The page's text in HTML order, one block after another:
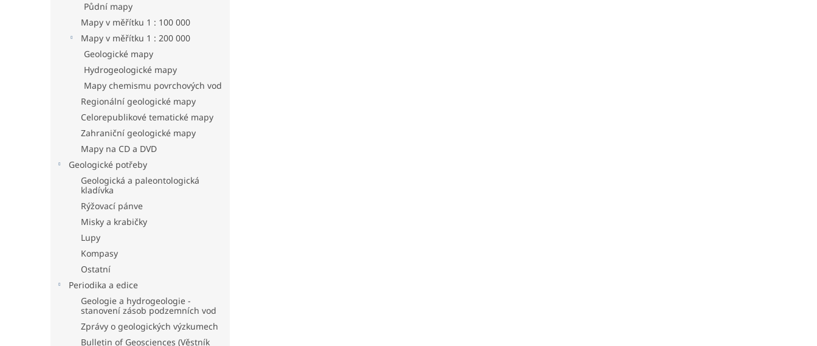
Půdní mapy
Mapy v měřítku 1 : 100 000
Mapy v měřítku 1 : 200 000
Geologické mapy
Hydrogeologické mapy
Mapy chemismu povrchových vod
Regionální geologické mapy
Celorepublikové tematické mapy
Zahraniční geologické mapy
Mapy na CD a DVD
Geologické potřeby
Geologická a paleontologická
kladívka
Rýžovací pánve
Misky a krabičky
Lupy
Kompasy
Ostatní
Periodika a edice
Geologie a hydrogeologie -
stanovení zásob podzemních vod
Zprávy o geologických výzkumech
Bulletin of Geosciences (Věstník